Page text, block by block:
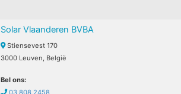
Solar Vlaanderen BVBA
Stiensevest 170
3000 Leuven, België
Bel ons:
03 808 2458